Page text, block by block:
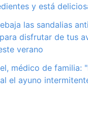
y está
las sandalias
disfrutar de tus
verano
médico de familia:
el ayuno